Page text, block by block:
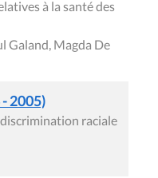
à la santé des
Galand, Magda De
2005)
raciale